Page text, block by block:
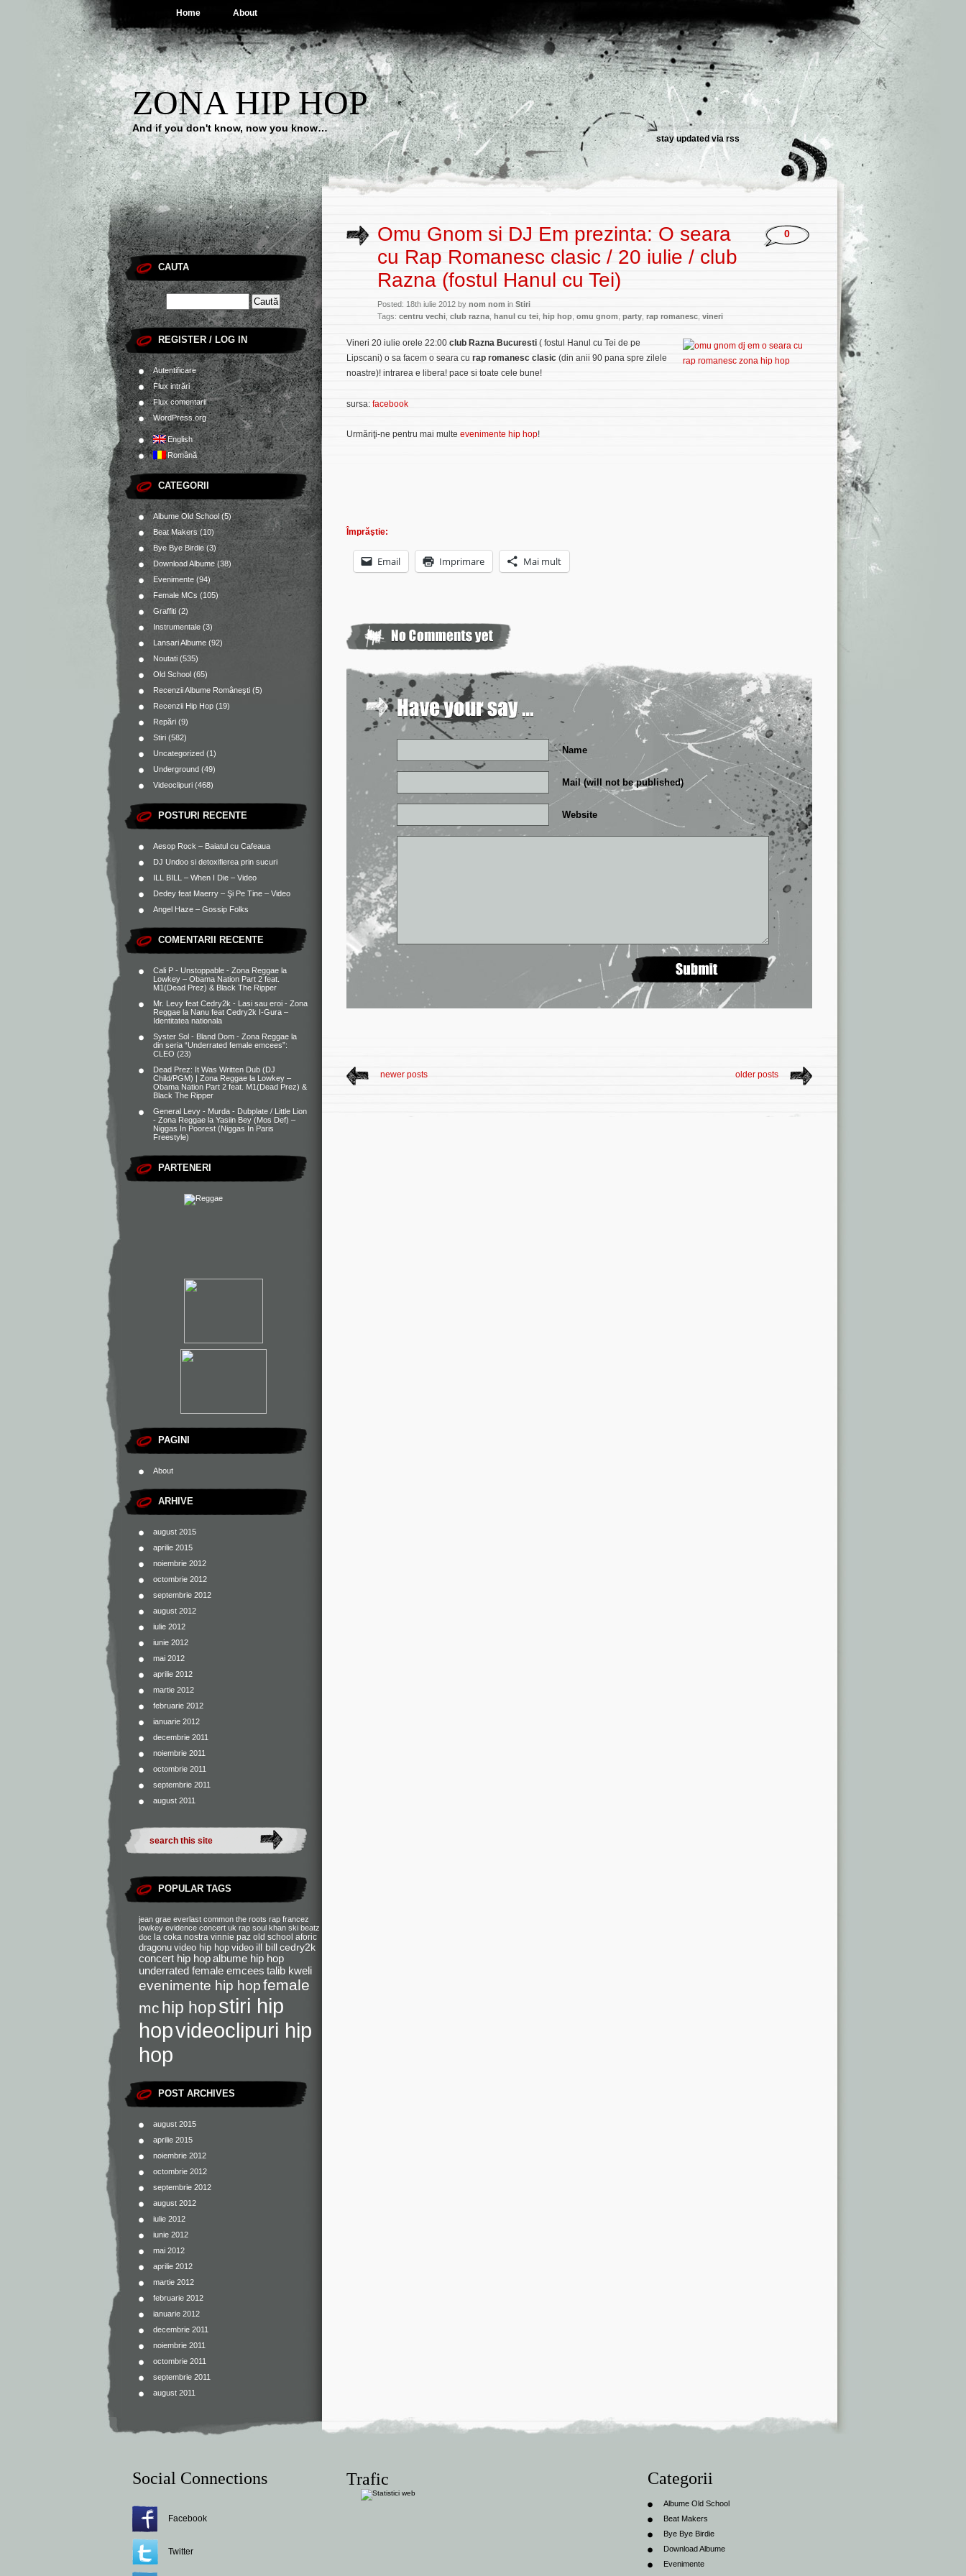
Home About
ZONA HIP HOP
And if you don't know, now you know…
stay updated viarss
CAUTA
REGISTER / LOG IN
Autentificare
Flux intrări
Flux comentarii
WordPress.org
English
Română
CATEGORII
Albume Old School(5)
Beat Makers(10)
Bye Bye Birdie(3)
Download Albume (38)
Evenimente (94)
Female MCs (105)
Graffiti (2)
Instrumentale (3)
Lansari Albume (92)
Noutati (535)
Old School (65)
Recenzii Albume Româneşti (5)
Recenzii Hip Hop (19)
Repări (9)
Stiri (582)
Uncategorized (1)
Underground (49)
Videoclipuri (468)
POSTURI RECENTE
Aesop Rock – Baiatul cu Cafeaua
DJ Undoo si detoxifierea prin sucuri
ILL BILL – When I Die – Video
Dedey feat Maerry – Şi Pe Tine – Video
Angel Haze – Gossip Folks
COMENTARII RECENTE
Cali P - Unstoppable - Zona Reggae la
Lowkey – Obama Nation Part 2 feat.
M1(Dead Prez) & Black The Ripper
Mr. Levy feat Cedry2k - Lasi sau eroi - Zona
Reggae la Nanu feat Cedry2k I-Gura –
Identitatea nationala
Syster Sol - Bland Dom - Zona Reggae la
din seria “Underrated female emcees”:
CLEO (23)
Dead Prez: It Was Written Dub (DJ
Child/PGM) | Zona Reggae la Lowkey –
Obama Nation Part 2 feat. M1(Dead Prez) &
Black The Ripper
General Levy - Murda - Dubplate / Little Lion
- Zona Reggae la Yasiin Bey (Mos Def) –
Niggas In Poorest (Niggas In Paris
Freestyle)
PARTENERI
PAGINI
About
ARHIVE
august 2015
aprilie 2015
noiembrie 2012
octombrie 2012
septembrie 2012
august 2012
iulie 2012
iunie 2012
mai 2012
aprilie 2012
martie 2012
februarie 2012
ianuarie 2012
decembrie 2011
noiembrie 2011
octombrie 2011
septembrie 2011
august 2011
POPULAR TAGS
jean grae everlast common the roots rap francez
lowkey evidence concert uk rap soul khan ski beatz
doc la coka nostra vinnie paz old school aforic
dragonu video hip hop video ill bill cedry2k
concert hip hopalbume hip hop
underrated female emcees talib kweli
evenimente hip hopfemale
mc hip hopstiri hip
hopvideoclipuri hip
hop
POST ARCHIVES
august 2015
aprilie 2015
noiembrie 2012
octombrie 2012
septembrie 2012
august 2012
iulie 2012
iunie 2012
mai 2012
aprilie 2012
martie 2012
februarie 2012
ianuarie 2012
decembrie 2011
noiembrie 2011
octombrie 2011
septembrie 2011
august 2011
Omu Gnom si DJ Em prezinta: O seara
cu Rap Romanesc clasic / 20 iulie / club
Razna (fostul Hanul cu Tei)
Posted: 18th iulie 2012 by nom nom in Stiri
Tags: centru vechi club razna hanul cu tei hip hop omu gnom party rap romanesc vineri
0
Vineri 20 iulie orele 22:00 club Razna Bucuresti ( fostul Hanul cu Tei de pe
Lipscani) o sa facem o seara cu rap romanesc clasic (din anii 90 pana spre zilele
noastre)! intrarea e libera! pace si toate cele bune!
sursa: facebook
Urmăriţi-ne pentru mai multe evenimente hip hop!
Împrăştie:
Email Imprimare Mai mult
Name
Mail (will not be published)
Website
newer posts older posts
Social Connections
Facebook
Twitter
Trafic Categorii
Albume Old School
Beat Makers
Bye Bye Birdie
Download Albume
Evenimente